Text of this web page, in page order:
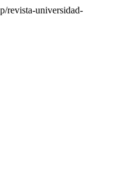
revista-universidad-